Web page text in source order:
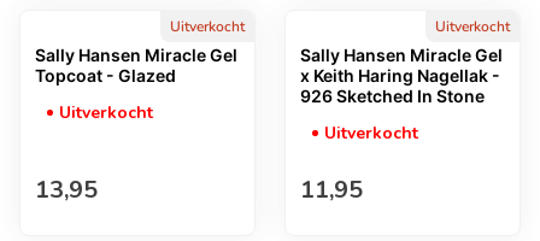
Uitverkocht
Sally Hansen Miracle Gel
Topcoat - Glazed
Uitverkocht
Normale prijs
13,95
Uitverkocht
Sally Hansen Miracle Gel
x Keith Haring Nagellak -
926 Sketched In Stone
Uitverkocht
Normale prijs
11,95